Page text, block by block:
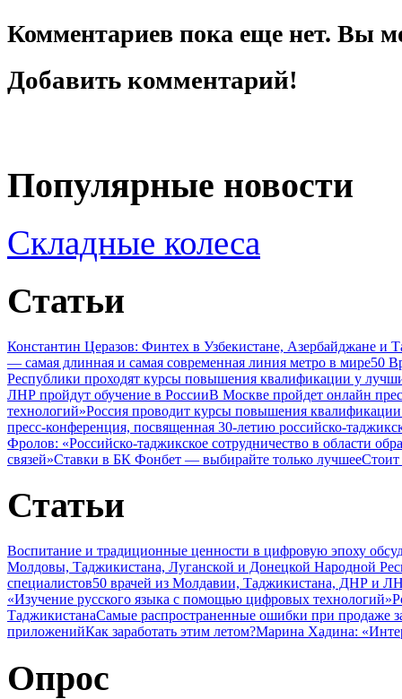
Комментариев пока еще нет. Вы
Добавить комментарий!
Популярные новости
Складные колеса
Статьи
Константин Церазов: Финтех в Узбекистане, Азербайджане
— самая длинная и самая современная линия метро в мире50
Республики проходят курсы повышения квалификации у
ЛНР пройдут обучение в РоссииВ Москве пройдет онлайн
технологий»Россия проводит курсы повышения квалификации
пресс-конференция, посвященная 30-летию российско-
Фролов: «Российско-таджикское сотрудничество в области
связей»Ставки в БК Фонбет — выбирайте только лучшееСтоит
Статьи
Воспитание и традиционные ценности в цифровую эпоху
Молдовы, Таджикистана, Луганской и Донецкой Народной
специалистов50 врачей из Молдавии, Таджикистана, ДНР и
«Изучение русского языка с помощью цифровых технологий»
ТаджикистанаСамые распространенные ошибки при продаже
приложенийКак заработать этим летом?Марина Хадина:
Опрос